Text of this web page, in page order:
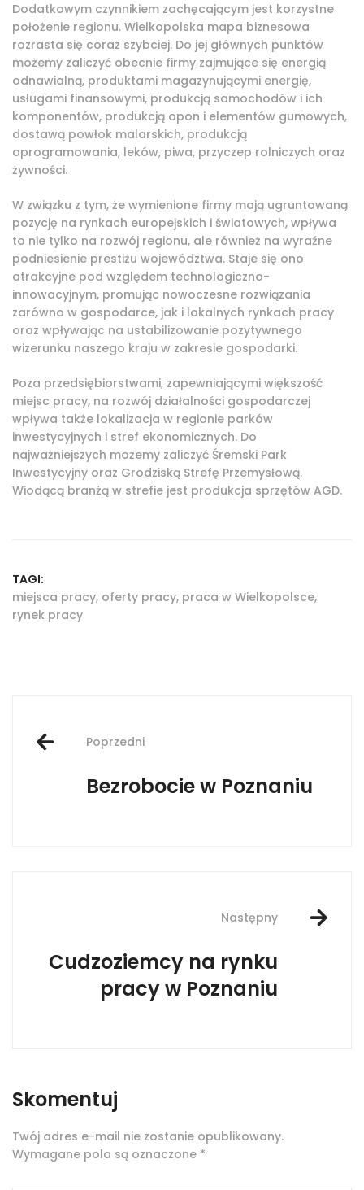
Dodatkowym czynnikiem zachęcającym jest korzystne
położenie regionu. Wielkopolska mapa biznesowa
rozrasta się coraz szybciej. Do jej głównych punktów
możemy zaliczyć obecnie firmy zajmujące się energią
odnawialną, produktami magazynującymi energię,
usługami finansowymi, produkcją samochodów i ich
komponentów, produkcją opon i elementów gumowych,
dostawą powłok malarskich, produkcją
oprogramowania, leków, piwa, przyczep rolniczych oraz
żywności.
W związku z tym, że wymienione firmy mają ugruntowaną
pozycję na rynkach europejskich i światowych, wpływa
to nie tylko na rozwój regionu, ale również na wyraźne
podniesienie prestiżu województwa. Staje się ono
atrakcyjne pod względem technologiczno-
innowacyjnym, promując nowoczesne rozwiązania
zarówno w gospodarce, jak i lokalnych rynkach pracy
oraz wpływając na ustabilizowanie pozytywnego
wizerunku naszego kraju w zakresie gospodarki.
Poza przedsiębiorstwami, zapewniającymi większość
miejsc pracy, na rozwój działalności gospodarczej
wpływa także lokalizacja w regionie parków
inwestycyjnych i stref ekonomicznych. Do
najważniejszych możemy zaliczyć Śremski Park
Inwestycyjny oraz Grodziską Strefę Przemysłową.
Wiodącą branżą w strefie jest produkcja sprzętów AGD.
TAGI:
miejsca pracy, oferty pracy, praca w Wielkopolsce,
rynek pracy
Post
navigation
Poprzedni
Bezrobocie w Poznaniu
Następny
Cudzoziemcy na rynku
pracy w Poznaniu
Skomentuj
Twój adres e-mail nie zostanie opublikowany.
Wymagane pola są oznaczone *